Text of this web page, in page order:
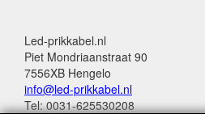
Led-prikkabel.nl
Piet Mondriaanstraat 90
7556XB Hengelo
info@led-prikkabel.nl
Tel: 0031-625530208